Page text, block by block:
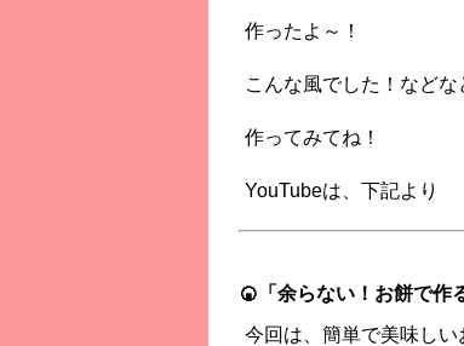
作ったよ～！
こんな風でした！など
作ってみてね！
YouTubeは、下記より
🍘「余らない！お餅で作
今回は、簡単で美味しい